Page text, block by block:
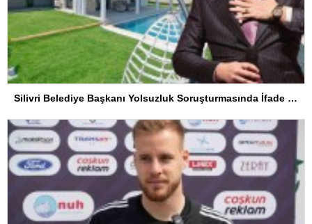
Silivri Belediye Başkanı Yolsuzluk Soruşturmasında İfade Verdi